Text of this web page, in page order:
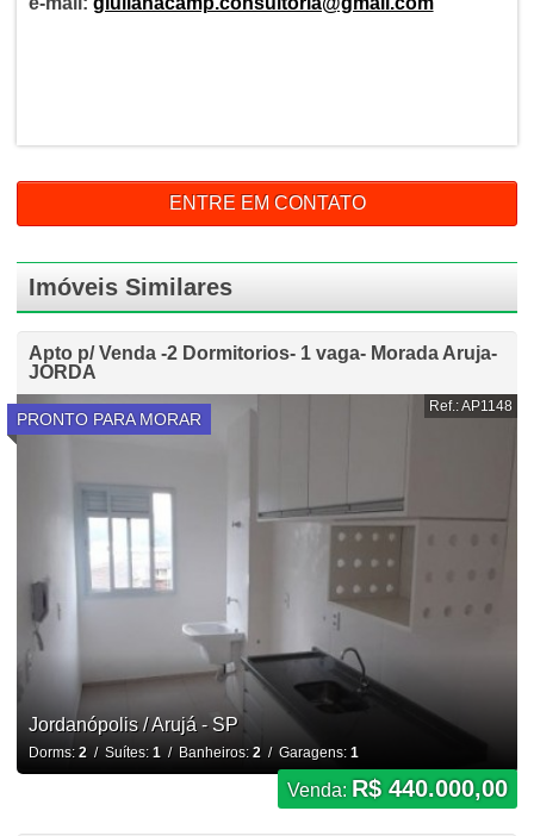
ENTRE EM CONTATO
Imóveis Similares
Apto p/ Venda -2 Dormitorios- 1 vaga- Morada Aruja-
JORDA
PRONTO PARA MORAR
Ref.: AP1148
Jordanópolis / Arujá - SP
Dorms: 2/ Suítes: 1/ Banheiros: 2/ Garagens: 1
Venda: R$ 440.000,00